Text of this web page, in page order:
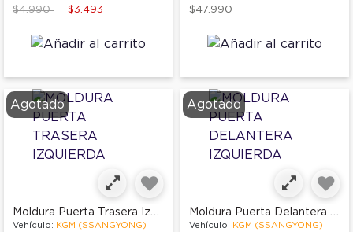
Price reduced from
$4.990to $3.493 $47.990
Agotado
Moldura Puerta Trasera Izquierda
Vehículo: KGM (SSANGYONG)
Agotado
Moldura Puerta Delantera Izquierda
Vehículo: KGM (SSANGYONG)